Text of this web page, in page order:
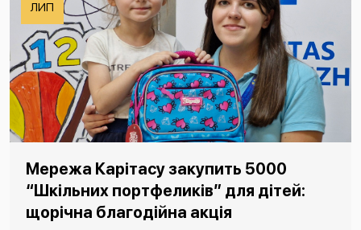
ЛИП
Мережа Карітасу закупить 5000
“Шкільних портфеликів” для дітей:
щорічна благодійна акція